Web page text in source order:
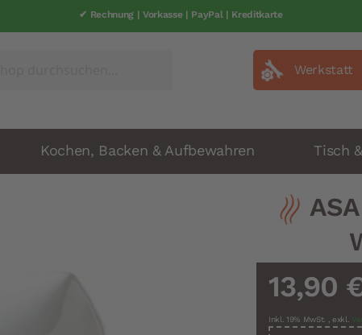
✔ Rechnung | Vorkasse | PayPal | Kreditkarte
Werkstatt
Kochen, Backen & Aufbewahren Tisch
13,90
Inkl. 19% MwSt. , exkl.